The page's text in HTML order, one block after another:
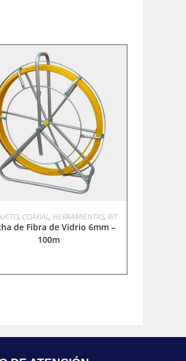
LEER MÁS
, COAXIAL, HERRAMIENTAS, RIT
de Fibra de Vidrio 6mm –
100m